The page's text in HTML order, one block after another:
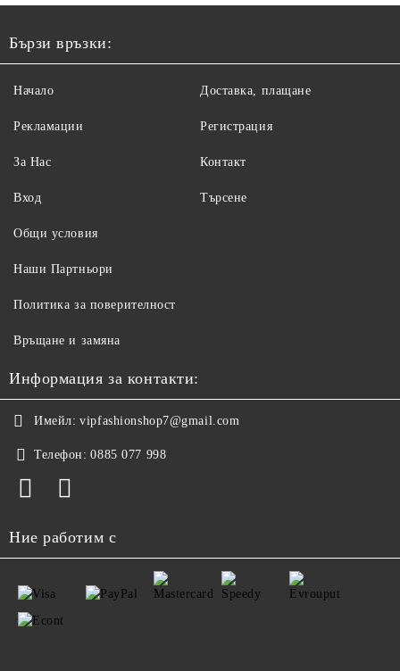
Бързи връзки:
Начало
Рекламации
За Нас
Вход
Доставка, плащане
Регистрация
Контакт
Търсене
Общи условия
Наши Партньори
Политика за поверителност
Връщане и замяна
Информация за контакти:
Имейл: vipfashionshop7@gmail.com
Телефон: 0885 077 998
Ние работим с